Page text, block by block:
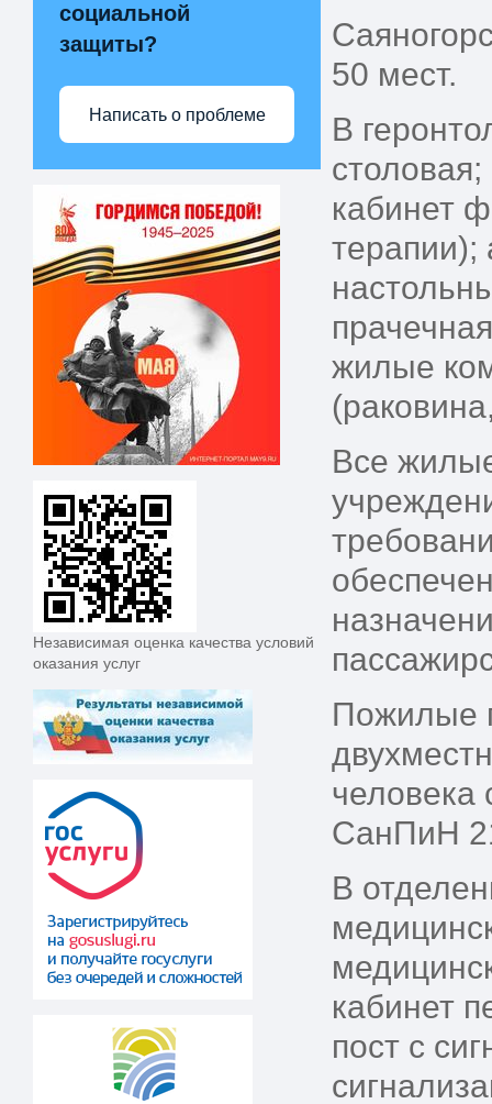
социальной
защиты?
Написать о проблеме
Независимая оценка качества условий
оказания услуг
50 мест.
В
кабинет
терапии);
жилые
Все
Пожилые
человека
СанПиН
В
кабинет
пост с